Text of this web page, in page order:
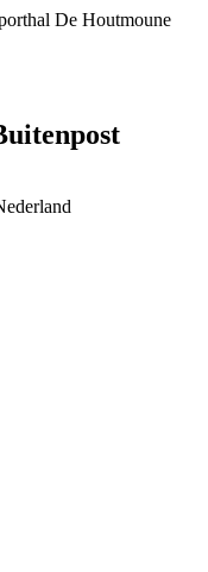
De Houtmoune